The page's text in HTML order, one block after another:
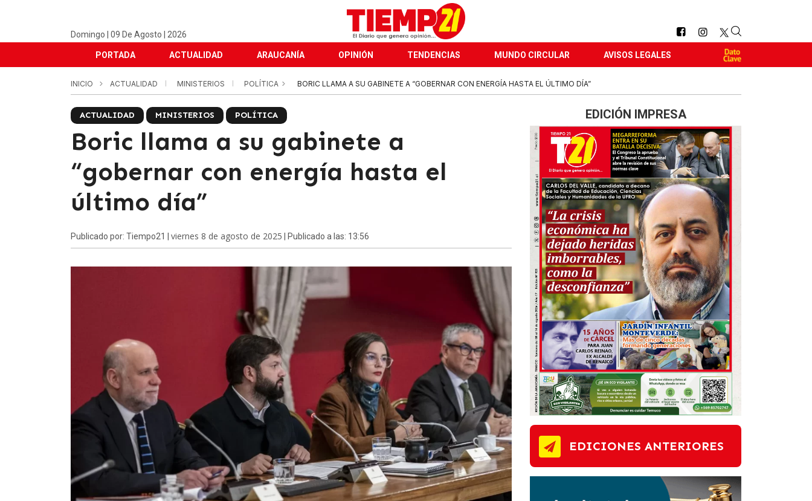
Domingo | 09 De Agosto | 2026
PORTADA ACTUALIDAD ARAUCANÍA OPINIÓN TENDENCIAS MUNDO CIRCULAR AVISOS LEGALES
INICIO ACTUALIDAD MINISTERIOS POLÍTICA BORIC LLAMA A SU GABINETE A “GOBERNAR CON ENERGÍA HASTA EL ÚLTIMO DÍA”
ACTUALIDAD MINISTERIOS POLÍTICA
Boric llama a su gabinete a
“gobernar con energía hasta el
último día”
Publicado por: Tiempo21 | viernes 8 de agosto de 2025 | Publicado a las: 13:56
EDICIÓN IMPRESA
EDICIONES ANTERIORES